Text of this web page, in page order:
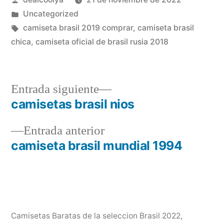
por
Publicado
en
Uncategorized
Etiquetas:
camiseta brasil 2019 comprar, camiseta brasil
chica, camiseta oficial de brasil rusia 2018
Navegación
deEntrada anteriorEntrada
anterior:
camiseta brasil mundial 1994
Entrada siguiente
Entrada
siguiente:
camisetas brasil nios
Camisetas Baratas de la seleccion Brasil 2022,